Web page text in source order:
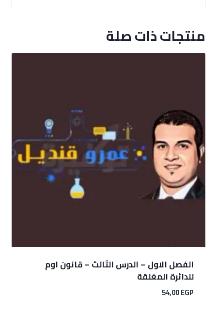
منتجات ذات صلة
الفصل الاول – الدرس الثالث – قانون اوم
للدائرة المغلقة
54,00EGP